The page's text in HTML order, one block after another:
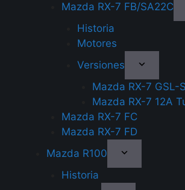
Mazda RX-7 FB/SA22C
Historia
Motores
Versiones
Mazda RX-7 GSL-
Mazda RX-7 12A
Mazda RX-7 FC
Mazda RX-7 FD
Mazda R100
Historia